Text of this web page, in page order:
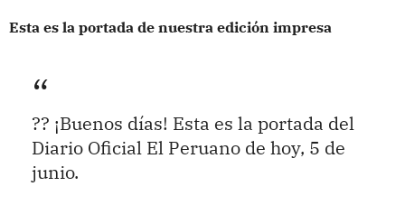
Esta es la portada de nuestra edición impresa
?? ¡Buenos días! Esta es la portada del
Diario Oficial El Peruano de hoy, 5 de
junio.